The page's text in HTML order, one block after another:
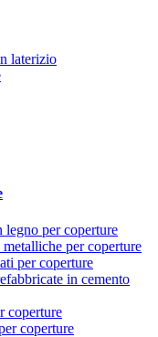
laterizio
legno per coperture
per coperture
per coperture
in cemento
coperture
coperture